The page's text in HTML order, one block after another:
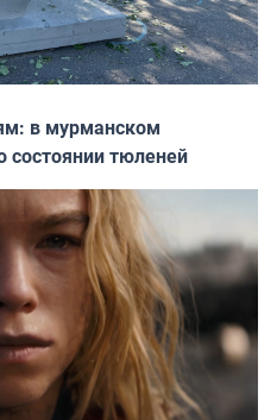
в мурманском
состоянии тюленей